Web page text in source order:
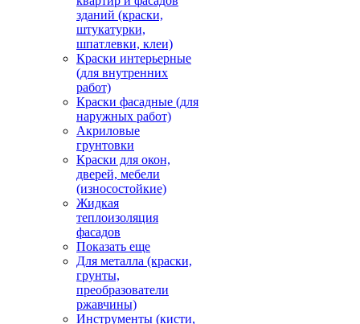
зданий (краски,
штукатурки,
шпатлевки, клеи)
Краски интерьерные
(для внутренних
работ)
Краски фасадные (для
наружных работ)
Акриловые
грунтовки
Краски для окон,
дверей, мебели
(износостойкие)
Жидкая
теплоизоляция
фасадов
Показать еще
Для металла (краски,
грунты,
преобразователи
ржавчины)
Инструменты (кисти,